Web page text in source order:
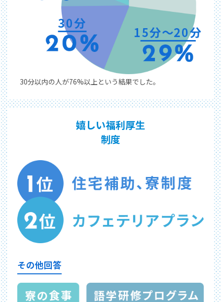
30分以内の人が76%以上という結果でした。
嬉しい福利厚生
制度
その他回答